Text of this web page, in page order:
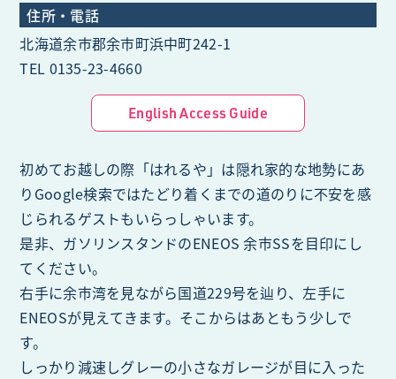
初めてお越しの際「はれるや」は隠れ家的な地勢にあ
りGoogle検索ではたどり着くまでの道のりに不安を感
じられるゲストもいらっしゃいます。
是非、ガソリンスタンドのENEOS 余市SSを目印にし
てください。
右手に余市湾を見ながら国道229号を辿り、左手に
ENEOSが見えてきます。そこからはあともう少しで
す。
しっかり減速しグレーの小さなガレージが目に入った
住所・電話
北海道余市郡余市町浜中町242-1
TEL 0135-23-4660
English Access Guide